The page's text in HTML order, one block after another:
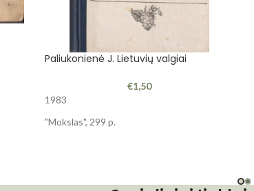
Paliukonienė J. Lietuvių valgiai
€1,50
1983
"Mokslas", 299 p.